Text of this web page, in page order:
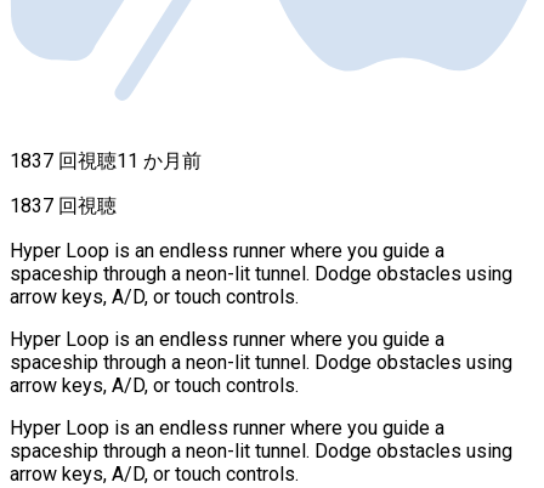
1837 回視聴11 か月前
1837 回視聴
Hyper Loop is an endless runner where you guide a
spaceship through a neon-lit tunnel. Dodge obstacles using
arrow keys, A/D, or touch controls.
Hyper Loop is an endless runner where you guide a
spaceship through a neon-lit tunnel. Dodge obstacles using
arrow keys, A/D, or touch controls.
Hyper Loop is an endless runner where you guide a
spaceship through a neon-lit tunnel. Dodge obstacles using
arrow keys, A/D, or touch controls.